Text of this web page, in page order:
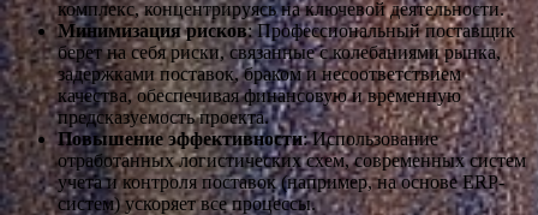
комплекс, концентрируясь на ключевой деятельности.
Минимизация рисков: Профессиональный поставщик
берет на себя риски, связанные с колебаниями рынка,
задержками поставок, браком и несоответствием
качества, обеспечивая финансовую и временную
предсказуемость проекта.
Повышение эффективности: Использование
отработанных логистических схем, современных систем
учета и контроля поставок (например, на основе ERP-
систем) ускоряет все процессы.